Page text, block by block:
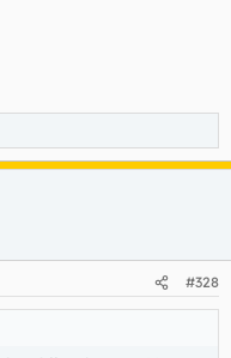
los gestores estos...
su consentimiento
consulte nuestra
#328